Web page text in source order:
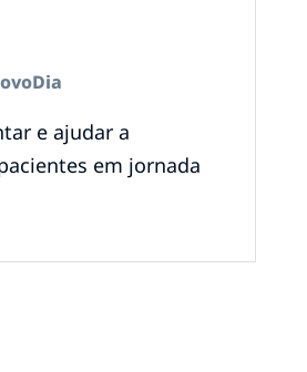
e ajudar a
em jornada